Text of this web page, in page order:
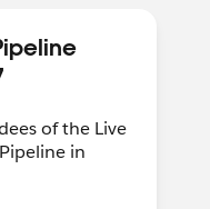
of the Live
in